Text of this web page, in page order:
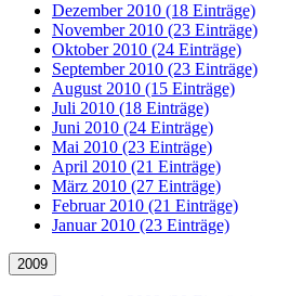
Dezember 2010 (18 Einträge)
November 2010 (23 Einträge)
Oktober 2010 (24 Einträge)
September 2010 (23 Einträge)
August 2010 (15 Einträge)
Juli 2010 (18 Einträge)
Juni 2010 (24 Einträge)
Mai 2010 (23 Einträge)
April 2010 (21 Einträge)
März 2010 (27 Einträge)
Februar 2010 (21 Einträge)
Januar 2010 (23 Einträge)
2009